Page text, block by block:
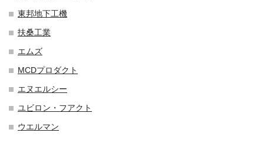
東邦地下工機
扶桑工業
エムズ
MCDプロダクト
エヌエルシー
ユビロン・フアクト
ウエルマン